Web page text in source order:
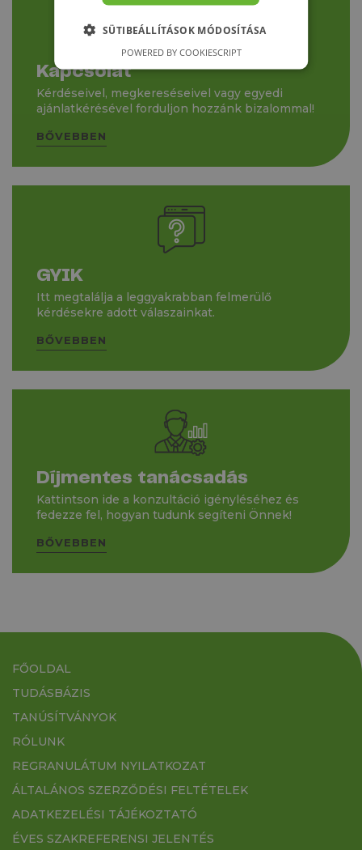
Kapcsolat
Kérdéseivel, megkereséseivel vagy egyedi
ajánlatkérésével forduljon hozzánk bizalommal!
BŐVEBBEN
GYIK
Itt megtalálja a leggyakrabban felmerülő
kérdésekre adott válaszainkat.
BŐVEBBEN
Díjmentes tanácsadás
Kattintson ide a konzultáció igényléséhez és
fedezze fel, hogyan tudunk segíteni Önnek!
BŐVEBBEN
FŐOLDAL
TUDÁSBÁZIS
TANÚSÍTVÁNYOK
RÓLUNK
REGRANULÁTUM NYILATKOZAT
ÁLTALÁNOS SZERZŐDÉSI FELTÉTELEK
ADATKEZELÉSI TÁJÉKOZTATÓ
ÉVES SZAKREFERENSI JELENTÉS
SÜTIBEÁLLÍTÁSOK MÓDOSÍTÁSA
POWERED BY COOKIESCRIPT